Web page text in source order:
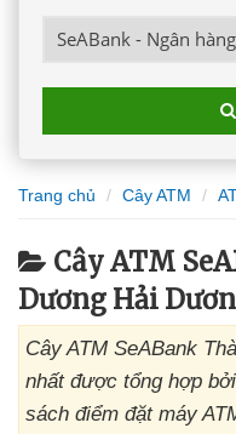
Trang chủ Cây ATM
Cây ATM
Dương Hải
Cây ATM SeABank
nhất được tổng hợp
sách điểm đặt máy